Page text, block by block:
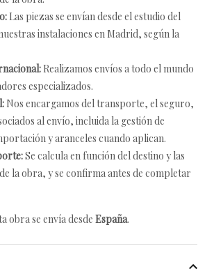
Las piezas se envían desde el estudio del
instalaciones en Madrid, según la
Realizamos envíos a todo el mundo
especializados.
Nos encargamos del transporte, el seguro,
al envío, incluida la gestión de
y aranceles cuando aplican.
Se calcula en función del destino y las
la obra, y se confirma antes de completar
obra se envía desde España.